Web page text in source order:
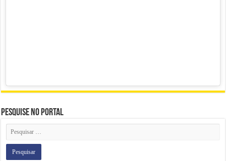
Pesquise no portal